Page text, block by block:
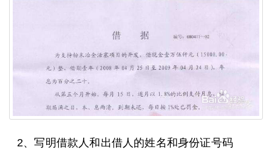
2、写明借款人和出借人的姓名和身份证号码